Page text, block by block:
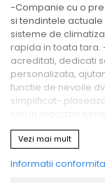
-Companie cu o
si tendintele
sisteme de
rapida in toata tara.
acreditati, dedicati
personalizata,
functie de nevoile
simplificat-
eficienta.
calitative in
Vezi mai mult
Informatii